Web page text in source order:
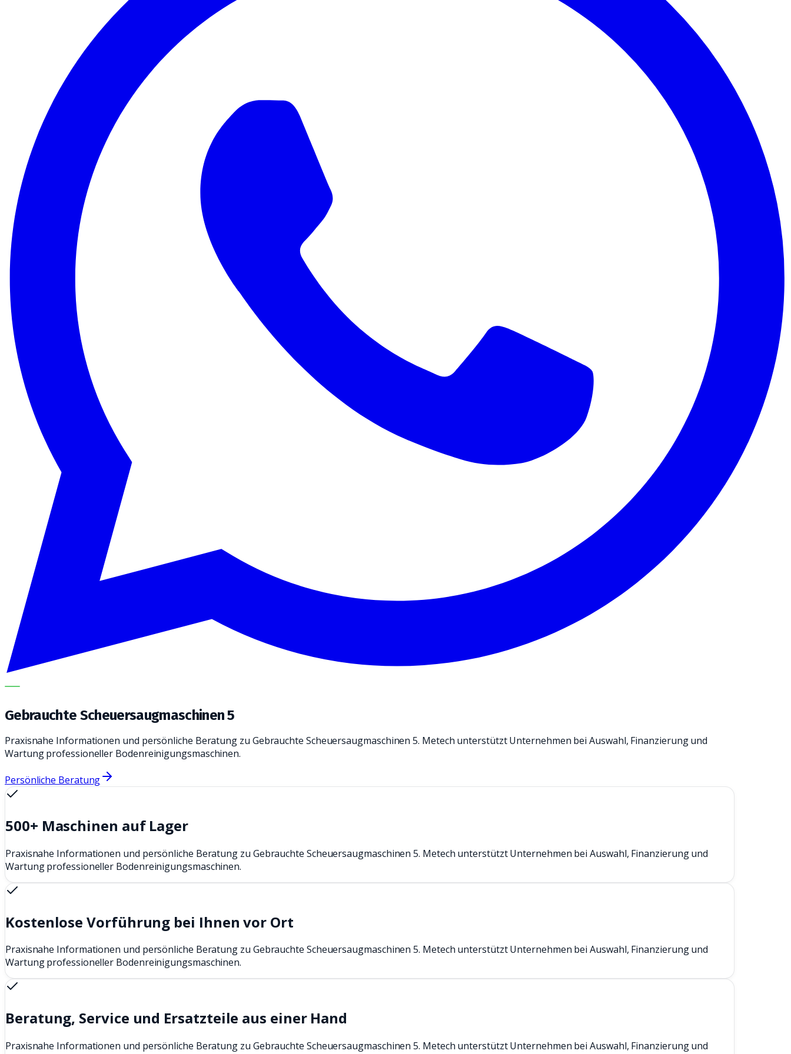
METECH
Gebrauchte Scheuersaugmaschinen 5
Praxisnahe Informationen und persönliche Beratung zu Gebrauchte Scheuersaugmaschinen 5. Metech unterstützt Unternehmen bei Auswahl, Finanzierung und
Wartung professioneller Bodenreinigungsmaschinen.
Persönliche Beratung
500+ Maschinen auf Lager
Praxisnahe Informationen und persönliche Beratung zu Gebrauchte Scheuersaugmaschinen 5. Metech unterstützt Unternehmen bei Auswahl, Finanzierung und
Wartung professioneller Bodenreinigungsmaschinen.
Kostenlose Vorführung bei Ihnen vor Ort
Praxisnahe Informationen und persönliche Beratung zu Gebrauchte Scheuersaugmaschinen 5. Metech unterstützt Unternehmen bei Auswahl, Finanzierung und
Wartung professioneller Bodenreinigungsmaschinen.
Beratung, Service und Ersatzteile aus einer Hand
Praxisnahe Informationen und persönliche Beratung zu Gebrauchte Scheuersaugmaschinen 5. Metech unterstützt Unternehmen bei Auswahl, Finanzierung und